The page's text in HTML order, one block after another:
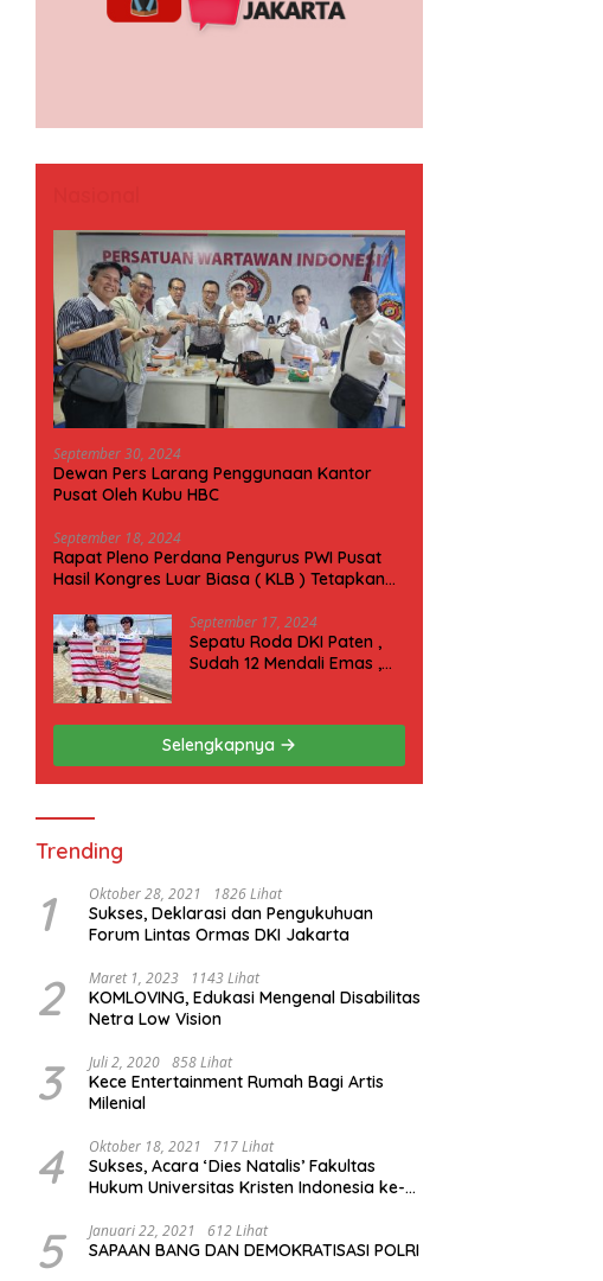
September 30, 2024
Dewan Pers Larang Penggunaan Kantor
Pusat Oleh Kubu HBC
September 18, 2024
Rapat Pleno Perdana Pengurus PWI Pusat
Hasil Kongres Luar Biasa ( KLB ) Tetapkan
September 17, 2024
Sepatu Roda DKI Paten ,
Sudah 12 Mendali Emas ,
Selengkapnya
Trending
1 Oktober 28, 2021 1826 Lihat
Sukses, Deklarasi dan Pengukuhuan
Forum Lintas Ormas DKI Jakarta
2 Maret 1, 2023 1143 Lihat
KOMLOVING, Edukasi Mengenal Disabilitas
Netra Low Vision
3 Juli 2, 2020 858 Lihat
Kece Entertainment Rumah Bagi Artis
Milenial
4 Oktober 18, 2021 717 Lihat
Sukses, Acara ‘Dies Natalis’ Fakultas
Hukum Universitas Kristen Indonesia ke-
5 Januari 22, 2021 612 Lihat
SAPAAN BANG DAN DEMOKRATISASI POLRI